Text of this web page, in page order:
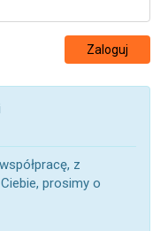
Zaloguj
z
prosimy o